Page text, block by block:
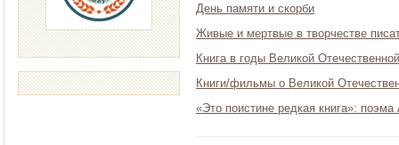
День памяти и скорби
Живые и мертвые в творчестве
Книга в годы Великой
Книги/фильмы о Великой
«Это поистине редкая книга»: